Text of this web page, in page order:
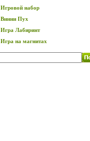
Игровой набор
Винни Пух
Игра Лабиринт
Игра на магнитах